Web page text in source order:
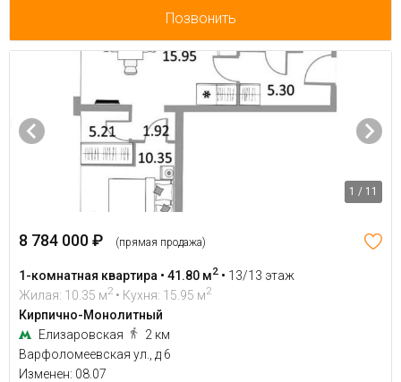
Позвонить
1 / 11
8 784 000 ₽ (прямая продажа)
1-комнатная квартира • 41.80 м2 • 13/13 этаж
Жилая: 10.35 м2 • Кухня: 15.95 м2
Кирпично-Монолитный
Елизаровская
2 км
Варфоломеевская ул., д 6
Изменен: 08.07